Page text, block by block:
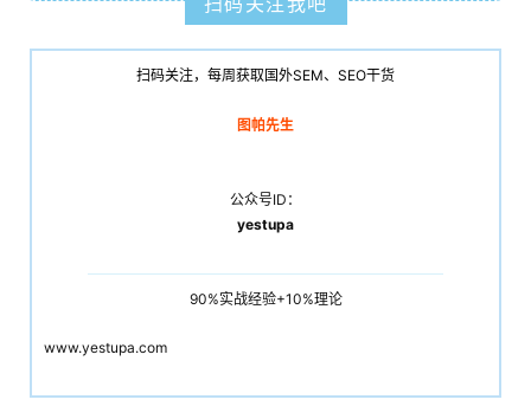
扫码关注，每周获取国外SEM、SEO干货
图帕先生
公众号ID：
yestupa
90%实战经验+10%理论
www.yestupa.com